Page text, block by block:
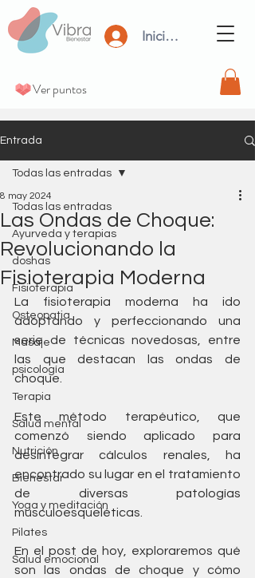
Iniciar Sesión
Ver puntos
Entrada
Todas las entradas
Ayurveda y terapias
doshas
Fisioterapia
Osteopatia
Masaje
psicología
Terapia
Salud mental
Nutrición
Bienestar
Yoga y meditación
Pilates
Salud emocional
Todas las entradas
Las Ondas de Choque:
Revolucionando la
Fisioterapia Moderna
8 may 2024
La fisioterapia moderna ha ido
adoptando y perfeccionando una
serie de técnicas novedosas, entre
las que destacan las ondas de
choque.
Este método terapéutico, que
comenzó siendo aplicado para
desintegrar cálculos renales, ha
encontrado su lugar en el tratamiento
de diversas patologías
musculoesqueléticas.
En el post de hoy, exploraremos qué
son las ondas de choque y cómo